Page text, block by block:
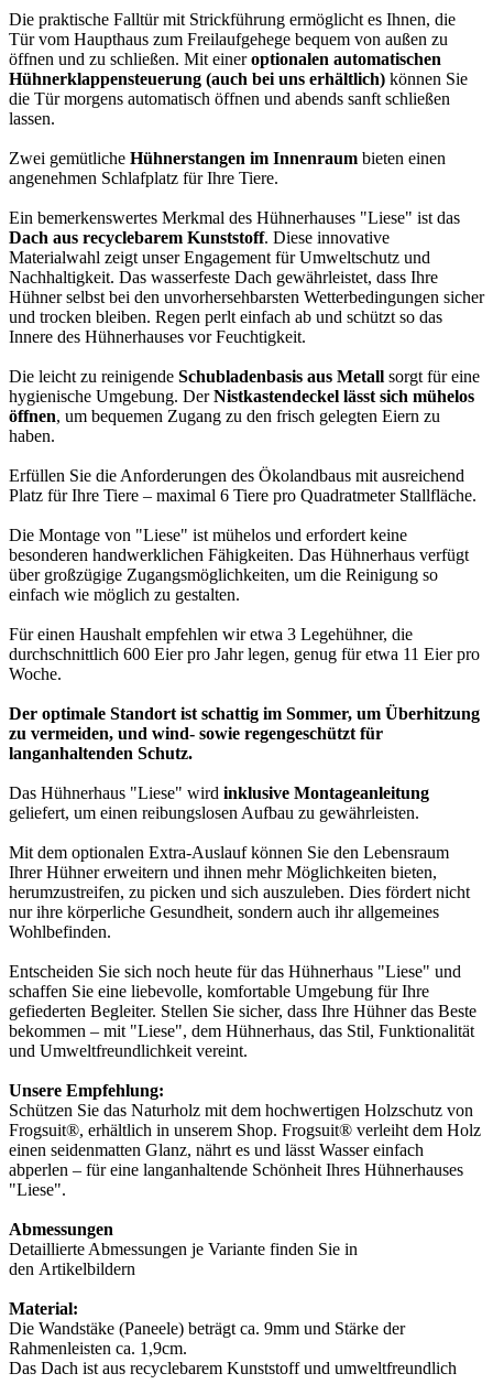
Die praktische Falltür mit Strickführung ermöglicht es Ihnen, die
Tür vom Haupthaus zum Freilaufgehege bequem von außen zu
öffnen und zu schließen. Mit eineroptionalen automatischen
Hühnerklappensteuerung (auch bei uns erhältlich) können Sie
die Tür morgens automatisch öffnen und abends sanft schließen
lassen.
Zwei gemütliche Hühnerstangen im Innenraum bieten einen
angenehmen Schlafplatz für Ihre Tiere.
Ein bemerkenswertes Merkmal des Hühnerhauses "Liese" ist das
Dach aus recyclebarem Kunststoff. Diese innovative
Materialwahl zeigt unser Engagement für Umweltschutz und
Nachhaltigkeit. Das wasserfeste Dach gewährleistet, dass Ihre
Hühner selbst bei den unvorhersehbarsten Wetterbedingungen sicher
und trocken bleiben. Regen perlt einfach ab und schützt so das
Innere des Hühnerhauses vor Feuchtigkeit.
Die leicht zu reinigende Schubladenbasis aus Metall sorgt für eine
hygienische Umgebung. DerNistkastendeckel lässt sich mühelos
öffnen, um bequemen Zugang zu den frisch gelegten Eiern zu
haben.
Erfüllen Sie die Anforderungen des Ökolandbaus mit ausreichend
Platz für Ihre Tiere – maximal 6 Tiere pro Quadratmeter Stallfläche.
Die Montage von "Liese" ist mühelos und erfordert keine
besonderen handwerklichen Fähigkeiten. Das Hühnerhaus verfügt
über großzügige Zugangsmöglichkeiten, um die Reinigung so
einfach wie möglich zu gestalten.
Für einen Haushalt empfehlen wir etwa 3 Legehühner, die
durchschnittlich 600 Eier pro Jahr legen, genug für etwa 11 Eier pro
Woche.
Der optimale Standort ist schattig im Sommer, um Überhitzung
zu vermeiden, und wind- sowie regengeschützt für
langanhaltenden Schutz.
Das Hühnerhaus "Liese" wird inklusive Montageanleitung
geliefert, um einen reibungslosen Aufbau zu gewährleisten.
Mit dem optionalen Extra-Auslauf können Sie den Lebensraum
Ihrer Hühner erweitern und ihnen mehr Möglichkeiten bieten,
herumzustreifen, zu picken und sich auszuleben. Dies fördert nicht
nur ihre körperliche Gesundheit, sondern auch ihr allgemeines
Wohlbefinden.
Entscheiden Sie sich noch heute für das Hühnerhaus "Liese" und
schaffen Sie eine liebevolle, komfortable Umgebung für Ihre
gefiederten Begleiter. Stellen Sie sicher, dass Ihre Hühner das Beste
bekommen – mit "Liese", dem Hühnerhaus, das Stil, Funktionalität
und Umweltfreundlichkeit vereint.
Unsere Empfehlung:
Schützen Sie das Naturholz mit dem hochwertigen Holzschutz von
Frogsuit®, erhältlich in unserem Shop. Frogsuit® verleiht dem Holz
einen seidenmatten Glanz, nährt es und lässt Wasser einfach
abperlen – für eine langanhaltende Schönheit Ihres Hühnerhauses
"Liese".
Abmessungen
Detaillierte Abmessungen je Variante finden Sie in
den Artikelbildern
Material:
Die Wandstäke (Paneele) beträgt ca. 9mm und Stärke der
Rahmenleisten ca. 1,9cm.
Das Dach ist aus recyclebarem Kunststoff und umweltfreundlich